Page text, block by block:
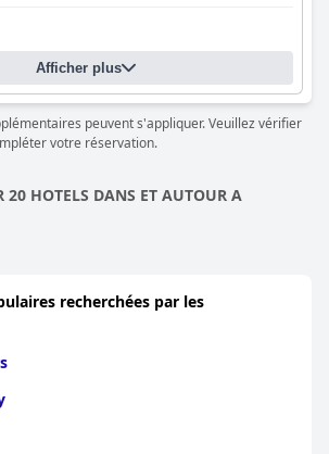
Afficher plus
peuvent s'appliquer. Veuillez vérifier
votre réservation.
20 HOTELS DANS ET AUTOUR A
recherchées par les